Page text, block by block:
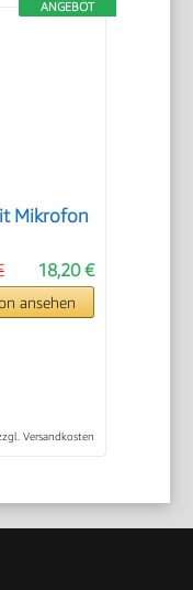
ANGEBOT
Mikrofon
18,20 €
ansehen
Versandkosten